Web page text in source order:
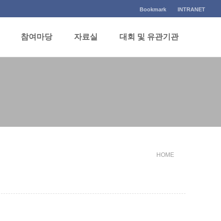
Bookmark INTRANET
참여마당 자료실 대회 및 유관기관
HOME